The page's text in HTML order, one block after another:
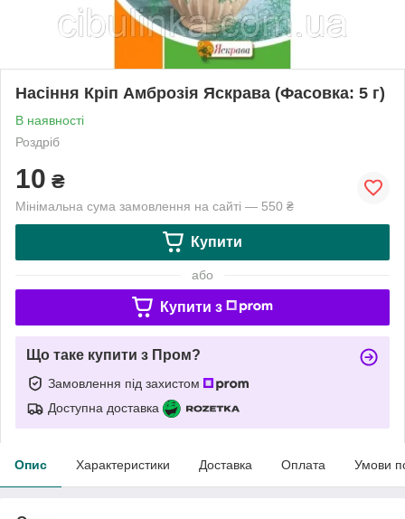
Насіння Кріп Амброзія Яскрава (Фасовка: 5 г)
В наявності
Роздріб
10 ₴
Мінімальна сума замовлення на сайті — 550 ₴
Купити
або
Купити з
Що таке купити з Пром?
Замовлення під захистом
Доступна доставка
Опис Характеристики Доставка Оплата Умови